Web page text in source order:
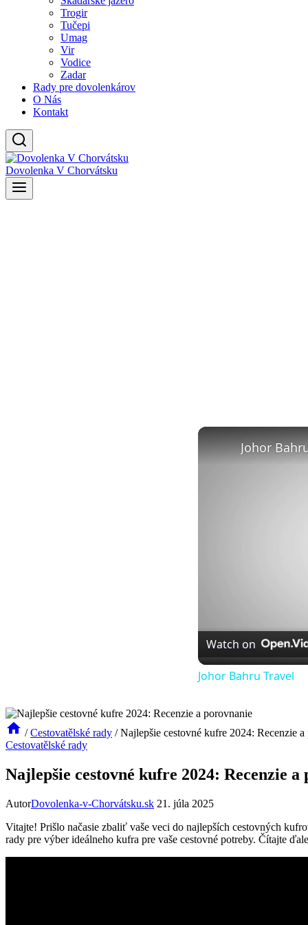
Trogir
Tučepi
Umag
Vir
Vodice
Zadar
Rady pre dovolenkárov
O Nás
Kontakt
Dovolenka V Chorvátsku
Johor
Watch on
Johor Bahru Travel
/ Cestovatělské rady / Najlepšie cestovné kufre 2024: Recenzie
Cestovatělské rady
Najlepšie cestovné kufre 2024: Recenzie a
AutorDovolenka-v-Chorvátsku.sk 21. júla 2025
Vitajte! Prišlo načasie zbaliť vaše veci do najlepších cestovných
rady pre výber ideálneho kufra pre vaše cestovné potreby. Čítajte